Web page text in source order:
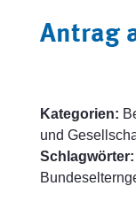
Antrag
Kategorien:
und
Schlagwörter: